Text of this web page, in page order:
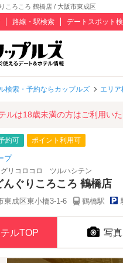
ころころ 鶴橋店 / 大阪市東成区
路線・駅検索 デートスポット
検索・予約ならカップルズ エリア
ルは18歳未満の方はご利用い
約可 ポイント利用可
プ
リコロコロ ツルハシテン
んぐりころころ 鶴橋店
東成区東小橋3-1-6 鶴橋駅
ルTOP 写真